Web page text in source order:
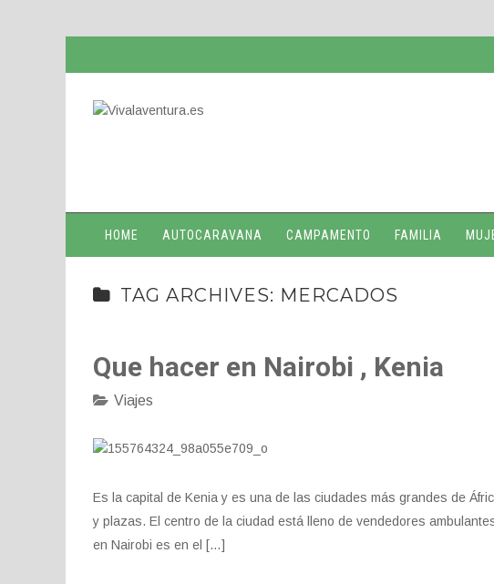
HOME AUTOCARAVANA CAMPAMENTO FAMILIA
TAG ARCHIVES: MERCADOS
Que hacer en Nairobi , Kenia
Viajes
Es la capital de Kenia y es una de las ciudades más grandes de
y plazas. El centro de la ciudad está lleno de vendedores
en Nairobi es en el […]